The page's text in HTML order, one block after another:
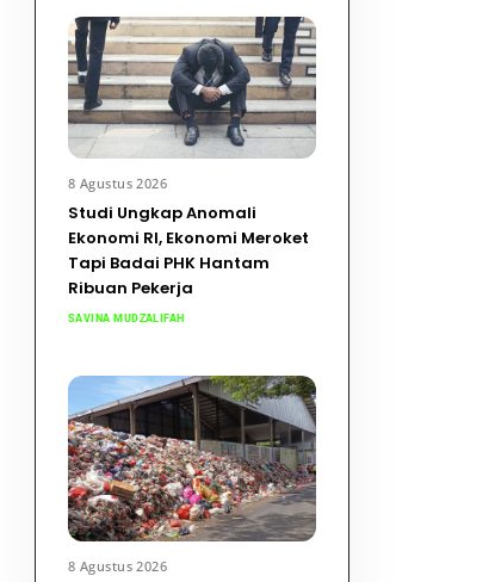
8 Agustus 2026
Studi Ungkap Anomali
Ekonomi RI, Ekonomi Meroket
Tapi Badai PHK Hantam
Ribuan Pekerja
SAVINA MUDZALIFAH
8 Agustus 2026